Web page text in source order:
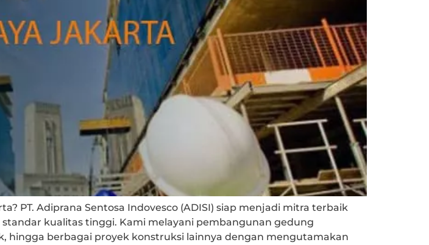
PT. Adiprana Sentosa Indovesco (ADISI) siap menjadi mitra terbaik
kualitas tinggi. Kami melayani pembangunan gedung
hingga berbagai proyek konstruksi lainnya dengan mengutamakan